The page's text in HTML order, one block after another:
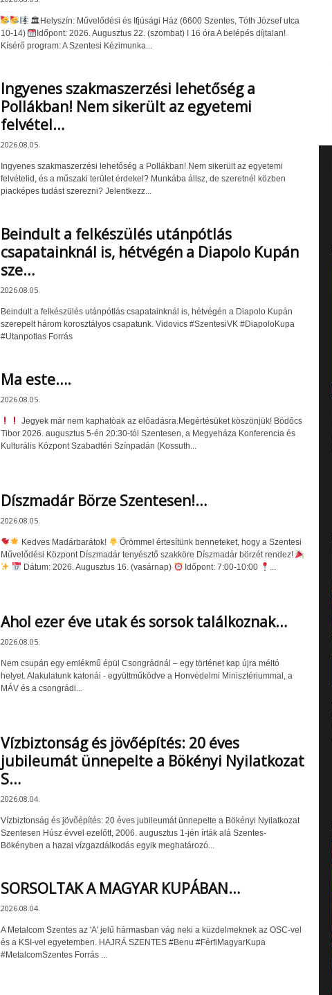
🏛Helyszín: Művelődési és Ifjúsági Ház (6600 Szentes, Tóth József utca
10-14)
Időpont: 2026. Augusztus 22. (szombat) I 16 óra A belépés díjtalan!
Kísérő program: A Szentesi Kézimunka...
Ingyenes szakmaszerzési lehetőség a
Pollákban! Nem sikerült az egyetemi
felvétel…
2026.08.05.
Ingyenes szakmaszerzési lehetőség a Pollákban! Nem sikerült az egyetemi
felvételid, és a műszaki terület érdekel? Munkába állsz, de szeretnél közben
piacképes tudást szerezni? Jelentkezz...
Beindult a felkészülés utánpótlás
csapatainknál is, hétvégén a Diapolo Kupán
sze…
2026.08.05.
Beindult a felkészülés utánpótlás csapatainknál is, hétvégén a Diapolo Kupán
szerepelt három korosztályos csapatunk. Vidovics #SzentesiVK #DiapoloKupa
#Utanpotlas Forrás
Ma este….
2026.08.05.
Jegyek már nem kaphatòak az előadásra.Megértésüket köszönjük! Bödőcs
Tibor 2026. augusztus 5-én 20:30-tól Szentesen, a Megyeháza Konferencia és
Kulturális Központ Szabadtéri Színpadán (Kossuth...
Díszmadár Börze Szentesen!…
2026.08.05.
Kedves Madárbarátok!
Örömmel értesítünk benneteket, hogy a Szentesi
Művelődési Központ Díszmadár tenyésztő szakköre Díszmadár börzét rendez!
Dátum: 2026. Augusztus 16. (vasárnap)
Időpont: 7:00-10:00 ...
Ahol ezer éve utak és sorsok találkoznak…
2026.08.05.
Nem csupán egy emlékmű épül Csongrádnál – egy történet kap újra méltó
helyet. Alakulatunk katonái - együttműködve a Honvédelmi Minisztériummal, a
MÁV és a csongrádi...
Vízbiztonság és jövőépítés: 20 éves
jubileumát ünnepelte a Bökényi Nyilatkozat
S…
2026.08.04.
Vízbiztonság és jövőépítés: 20 éves jubileumát ünnepelte a Bökényi Nyilatkozat
Szentesen Húsz évvel ezelőtt, 2006. augusztus 1-jén írták alá Szentes-
Bökényben a hazai vízgazdálkodás egyik meghatározó...
SORSOLTAK A MAGYAR KUPÁBAN…
2026.08.04.
A Metalcom Szentes az 'A' jelű hármasban vág neki a küzdelmeknek az OSC-vel
és a KSI-vel egyetemben. HAJRÁ SZENTES #Benu #FérfiMagyarKupa
#MetalcomSzentes Forrás ...